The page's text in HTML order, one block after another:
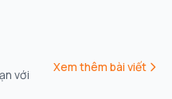
với
Xem thêm bài viết